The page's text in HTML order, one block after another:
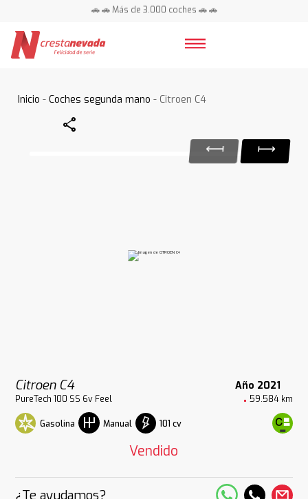
🚗 🚗 Más de 3.000 coches 🚗 🚗
Inicio -Coches segunda mano - Citroen C4
Share
Citroen C4 Año 2021
PureTech 100 SS 6v Feel 59.584 km
Gasolina Manual 101 cv
Vendido
¿Te ayudamos?